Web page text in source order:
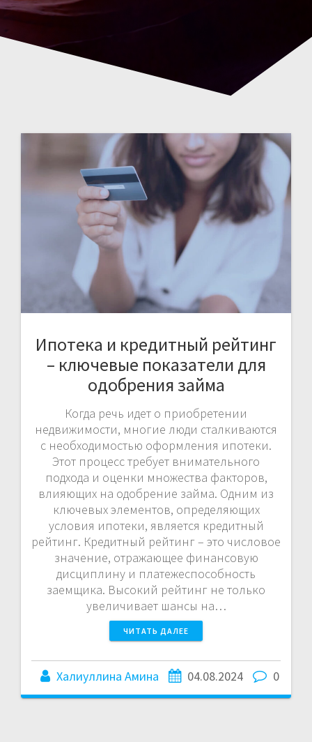
Ипотека и кредитный рейтинг
– ключевые показатели для
одобрения займа
Когда речь идет о приобретении
недвижимости, многие люди сталкиваются
с необходимостью оформления ипотеки.
Этот процесс требует внимательного
подхода и оценки множества факторов,
влияющих на одобрение займа. Одним из
ключевых элементов, определяющих
условия ипотеки, является кредитный
рейтинг. Кредитный рейтинг – это числовое
значение, отражающее финансовую
дисциплину и платежеспособность
заемщика. Высокий рейтинг не только
увеличивает шансы на…
ЧИТАТЬ ДАЛЕЕ
Халиуллина Амина 04.08.2024 0